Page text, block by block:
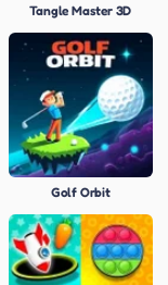
Tangle Master 3D
Golf Orbit